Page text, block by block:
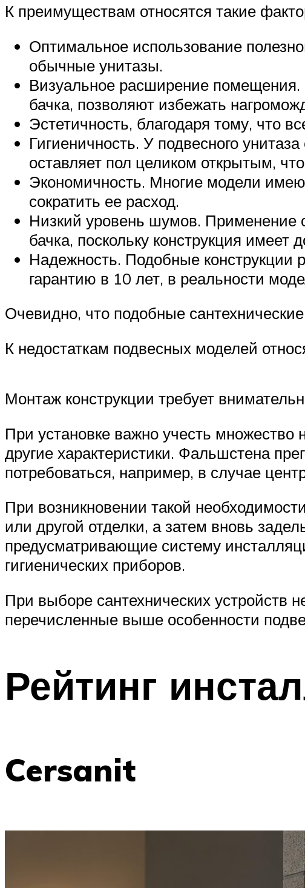
К преимуществам относятся такие
Оптимальное использование
обычные унитазы.
Визуальное расширение помещения.
бачка, позволяют избежать
Эстетичность, благодаря тому, что
Гигиеничность. У подвесного
оставляет пол целиком открытым,
Экономичность. Многие модели
сократить ее расход.
Низкий уровень шумов. Применение
бачка, поскольку конструкция
Надежность. Подобные конструкции
гарантию в 10 лет, в реальности
Очевидно, что подобные
К недостаткам подвесных моделей
Монтаж конструкции требует
При установке важно учесть
другие характеристики. Фальшстена
потребоваться, например, в случае
При возникновении такой
или другой отделки, а затем вновь
предусматривающие систему
гигиенических приборов.
При выборе сантехнических устройств
перечисленные выше особенности
Рейтинг
Cersanit